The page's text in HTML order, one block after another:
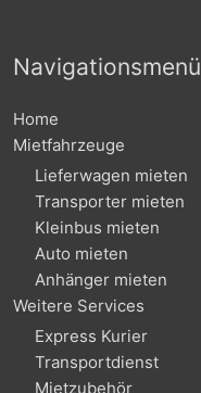
Navigationsmenü
Home
Mietfahrzeuge
Lieferwagen mieten
Transporter mieten
Kleinbus mieten
Auto mieten
Anhänger mieten
Weitere Services
Express Kurier
Transportdienst
Mietzubehör